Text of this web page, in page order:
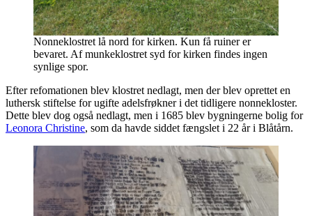
Nonneklostret lå nord for kirken. Kun få ruiner er
bevaret. Af munkeklostret syd for kirken findes ingen
synlige spor.
Efter refomationen blev klostret nedlagt, men der blev oprettet en
luthersk stiftelse for ugifte adelsfrøkner i det tidligere nonnekloster.
Dette blev dog også nedlagt, men i 1685 blev bygningerne bolig for
Leonora Christine, som da havde siddet fængslet i 22 år i Blåtårn.